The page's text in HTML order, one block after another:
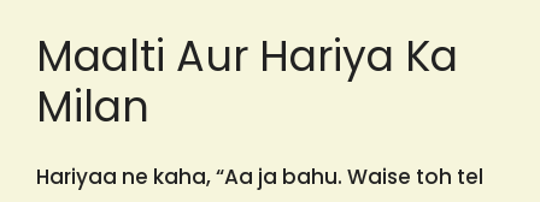
Maalti Aur Hariya Ka
Milan
Hariyaa ne kaha, “Aa ja bahu. Waise toh tel